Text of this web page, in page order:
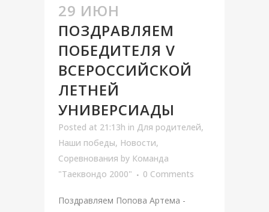
29 ИЮН
ПОЗДРАВЛЯЕМ
ПОБЕДИТЕЛЯ V
ВСЕРОССИЙСКОЙ
ЛЕТНЕЙ
УНИВЕРСИАДЫ
Posted at 21:13h in Для родителей,
Наши победы, Новости,
Соревнования by Команда
"Таеквондо 2000"
0 Comments
Поздравляем Попова Артема -